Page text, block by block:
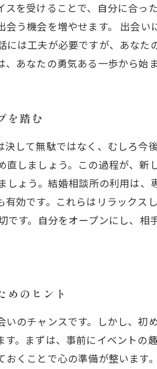
を受けることで、自分に合っ
う機会を増やせます。 出会
は工夫が必要ですが、あな
あなたの勇気ある一歩から始ま
を踏む
して無駄ではなく、むしろ今
しましょう。この過程が、
ょう。結婚相談所の利用は
効です。これらはリラックス
す。自分をオープンにし、
めのヒント
のチャンスです。しかし、初
。まずは、事前にイベントの
くことで心の準備が整いま